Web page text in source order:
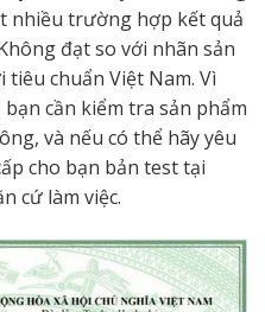
nhiều trường hợp kết quả
đạt so với nhãn sản
chuẩn Việt Nam. Vì
cần kiểm tra sản phẩm
và nếu có thể hãy yêu
cho bạn bản test tại
cứ làm việc.